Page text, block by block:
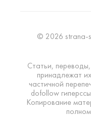
© 2026 strana-
Статьи,
принадлежат
частичной
dofollow
Копирование